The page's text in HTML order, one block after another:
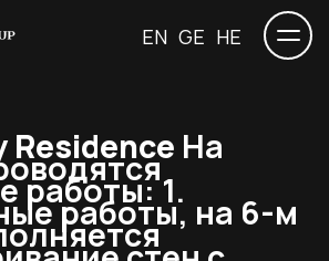
EN GE HE
Residence На
работы: 1.
работы, на 6-м